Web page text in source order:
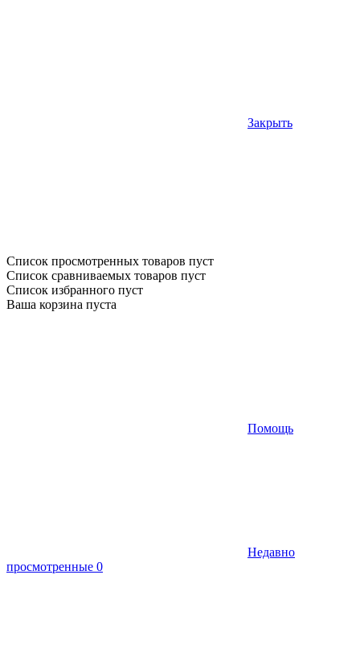
Закрыть
Список просмотренных товаров пуст
Список сравниваемых товаров пуст
Список избранного пуст
Ваша корзина пуста
Помощь
Недавно
просмотренные 0